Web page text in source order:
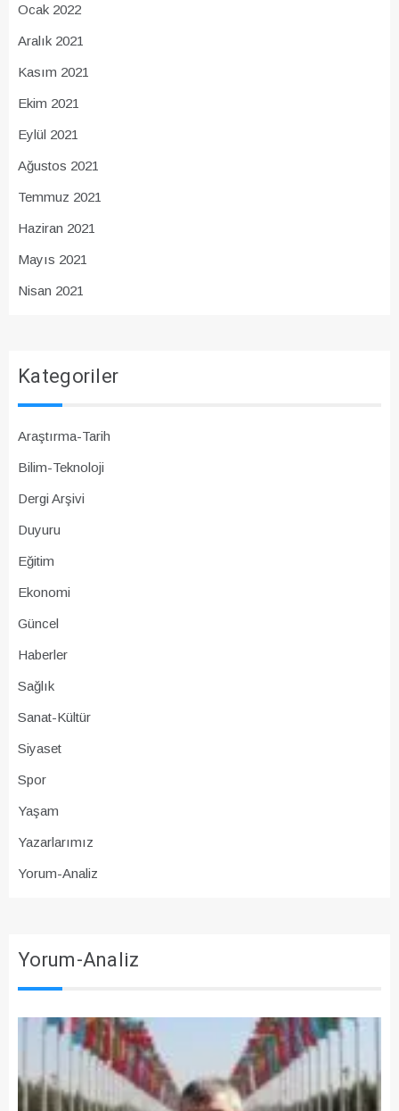
Ocak 2022
Aralık 2021
Kasım 2021
Ekim 2021
Eylül 2021
Ağustos 2021
Temmuz 2021
Haziran 2021
Mayıs 2021
Nisan 2021
Kategoriler
Araştırma-Tarih
Bilim-Teknoloji
Dergi Arşivi
Duyuru
Eğitim
Ekonomi
Güncel
Haberler
Sağlık
Sanat-Kültür
Siyaset
Spor
Yaşam
Yazarlarımız
Yorum-Analiz
Yorum-Analiz